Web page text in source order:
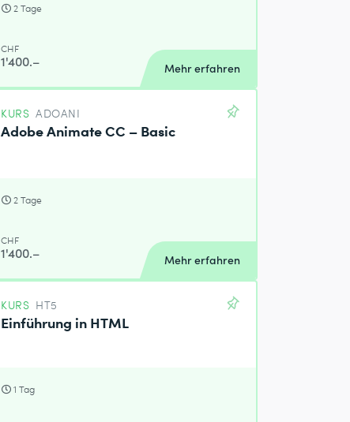
2 Tage
CHF
1'400.– Mehr erfahren
KURS ADOANI
Adobe Animate CC – Basic
2 Tage
CHF
1'400.– Mehr erfahren
KURS HT5
Einführung in HTML
1 Tag